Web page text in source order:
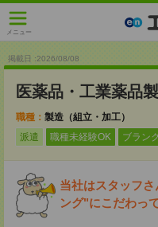
メニュー
掲載日 :2026/08/08
医薬品・工業薬品
職種： 製造（組立・加工）
派遣
職種未経験OK ブラン
当社はスタッフ
ング"にこだわっ